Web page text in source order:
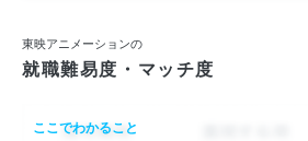
東映アニメーションの
就職難易度・マッチ度
ここでわかること